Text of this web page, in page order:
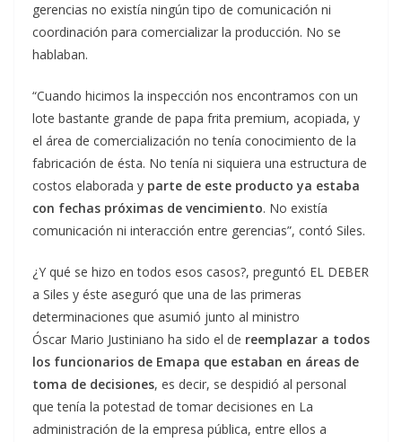
gerencias no existía ningún tipo de comunicación ni
coordinación para comercializar la producción. No se
hablaban.
“Cuando hicimos la inspección nos encontramos con un
lote bastante grande de papa frita premium, acopiada, y
el área de comercialización no tenía conocimiento de la
fabricación de ésta. No tenía ni siquiera una estructura de
costos elaborada y parte de este producto ya estaba
con fechas próximas de vencimiento. No existía
comunicación ni interacción entre gerencias”, contó Siles.
¿Y qué se hizo en todos esos casos?, preguntó EL DEBER
a Siles y éste aseguró que una de las primeras
determinaciones que asumió junto al ministro
Óscar Mario Justiniano ha sido el de reemplazar a todos
los funcionarios de Emapa que estaban en áreas de
toma de decisiones, es decir, se despidió al personal
que tenía la potestad de tomar decisiones en La
administración de la empresa pública, entre ellos a